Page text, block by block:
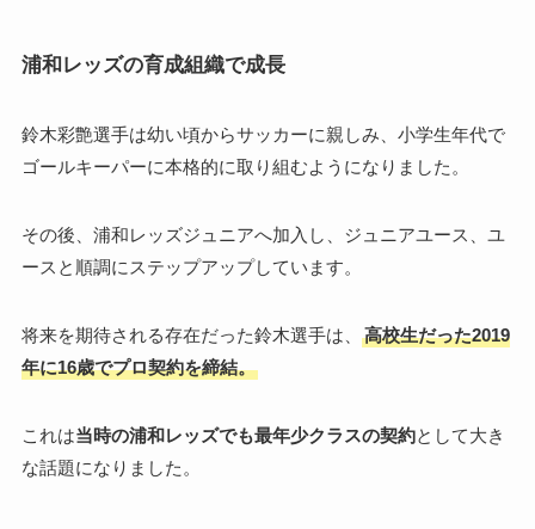
浦和レッズの育成組織で成長
鈴木彩艶選手は幼い頃からサッカーに親しみ、小学生年代で
ゴールキーパーに本格的に取り組むようになりました。
その後、浦和レッズジュニアへ加入し、ジュニアユース、ユ
ースと順調にステップアップしています。
将来を期待される存在だった鈴木選手は、
高校生だった2019
年に16歳でプロ契約を締結。
これは当時の浦和レッズでも最年少クラスの契約として大き
な話題になりました。